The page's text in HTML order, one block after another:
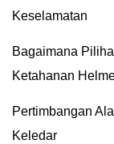
Keselamatan
Bagaimana
Ketahanan
Pertimbangan
Keledar